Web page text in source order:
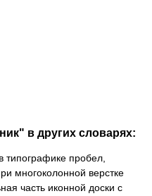
в других словарях:
пробел,
многоколонной верстке
часть иконной доски с